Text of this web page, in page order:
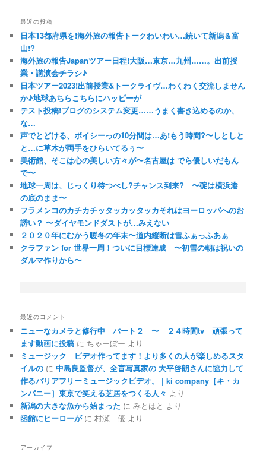
最近の投稿
日本13都府県を!海外旅の報告トークわいわい…続いて新潟＆富
山!?
海外旅の報告Japanツアー日程!大阪…東京…九州……。出前授
業・講演会チラシ♪
日本ツアー2023!出前授業&トークライヴ…わくわく交流しません
か♪地球あちらこちらにハッピーが
テスト投稿!ブログのシステム変更……うまく書き込めるのか、
な…
声でとどける、ボイシーっの10分間は…あ!もう時間?〜しとしと
と…に草木が両手をひらいてるぅ〜
美術館、そこは心の美しい方々が〜名古屋は でら優しいだもん
で〜
地球一周は、じっくり待つべし?チャンス到来? 〜碇は横浜港
の底のまま〜
フラメンコのカチカチッタッカッタッカそれはヨーロッパへのお
誘い？ 〜ダイヤモンドダストが…みえない
２０２０年にむかう暖冬の年末〜道内縦断は雪ふぁっふあぁ
クラファン for 世界一周！ついに目標達成 〜初雪の朝は祝いの
ダルマ作りから〜
最近のコメント
ニューなカメラと修行中 パート２ 〜 ２４時間tv 頑張って
ます動画に投稿 に ちゃーぼー より
ミュージック ビデオ作ってます！より多くの人が楽しめるスタ
イルの に中島良監督が、全盲写真家の 大平啓朗さんに協力して
作るバリアフリーミュージックビデオ。 | ki company［キ・カ
ンパニー］東京で笑える芝居をつくる人々 より
新潟の大きな魚から始まった にみとはと より
函館にヒーローがに村瀬 優 より
アーカイブ